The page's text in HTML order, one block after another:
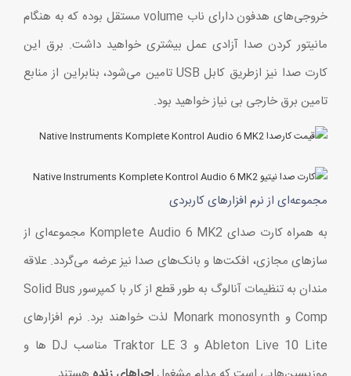
خروجی‌های هدفون دارای ناب volume مستقل بوده که به هنگام
مانیتور کردن صدا آزادی عمل بیشتری خواهید داشت. برق این
کارت صدا نیز ازطریق کابل USB تامین می‌شود، بنابراین از منابع
تامین برق خارجی بی نیاز خواهید بود.
مجموعه‌ای از نرم افزارهای کاربردی
به همراه کارت صدای Komplete Audio 6 MK2 مجموعه‌ای از
سازهای مجازی، افکت‌ها و بانک‌های صدا نیز عرضه می‌گردد. علاقه
مندان به تنظیمات آنالوگ به طور قطع از کار با کمپرسور Solid Bus
Comp و Monark monosynth لذت خواهند برد. نرم افزارهای
Ableton Live 10 Lite و Traktor LE 3 مناسب DJ ها و